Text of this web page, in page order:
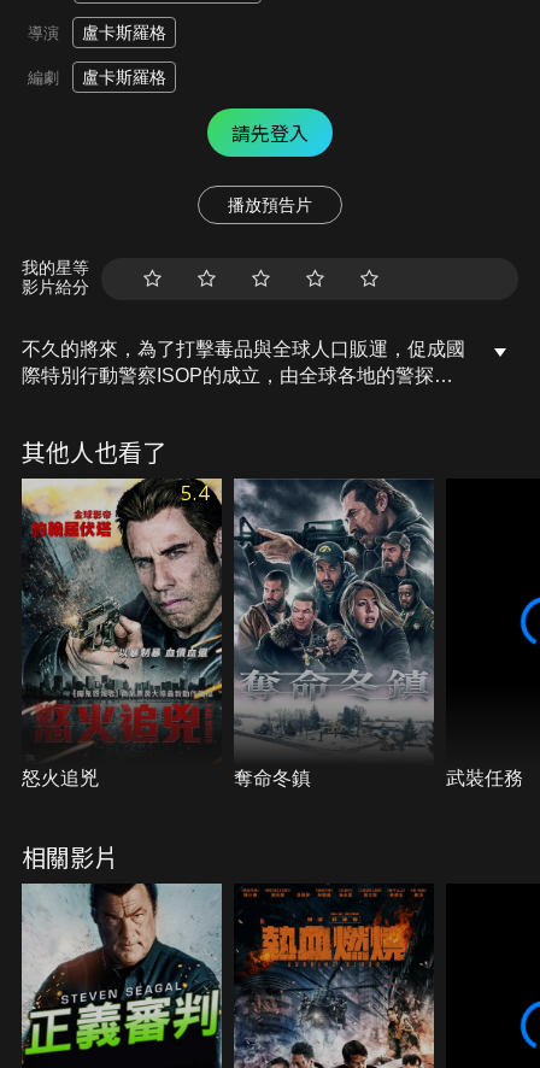
導演 盧卡斯羅格
編劇 盧卡斯羅格
請先登入
播放預告片
我的星等
影片給分
不久的將來，為了打擊毒品與全球人口販運，促成國
際特別行動警察ISOP的成立，由全球各地的警探與
擊手，她和來自各國的頂尖好手並肩作戰，打擊犯
罪，某日，她開始看到可怕的幻象，漸漸在任務失
控，然而，那些幻象竟是拯救孩童與揭開世界混亂真
相的關鍵。
其他人也看了
5.4
怒火追兇 奪命冬鎮 武裝任務
相關影片